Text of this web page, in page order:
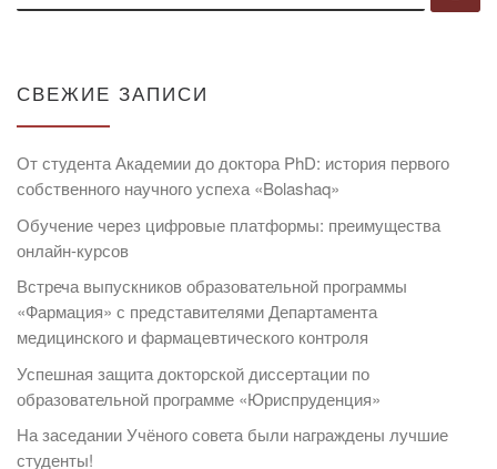
СВЕЖИЕ ЗАПИСИ
От студента Академии до доктора PhD: история первого
собственного научного успеха «Bolashaq»
Обучение через цифровые платформы: преимущества
онлайн-курсов
Встреча выпускников образовательной программы
«Фармация» с представителями Департамента
медицинского и фармацевтического контроля
Успешная защита докторской диссертации по
образовательной программе «Юриспруденция»
На заседании Учёного совета были награждены лучшие
студенты!